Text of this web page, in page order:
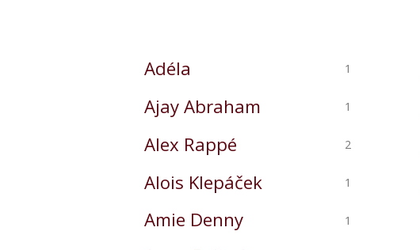
Adéla 1
Ajay Abraham 1
Alex Rappé 2
Alois Klepáček 1
Amie Denny 1